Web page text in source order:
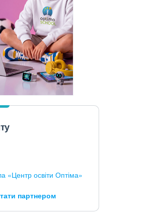
«Центр освіти Оптіма»
партнером